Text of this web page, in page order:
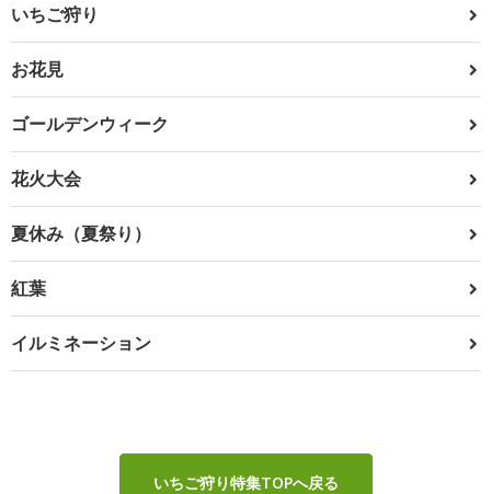
いちご狩り
お花見
ゴールデンウィーク
花火大会
夏休み（夏祭り）
紅葉
イルミネーション
いちご狩り特集TOPへ戻る